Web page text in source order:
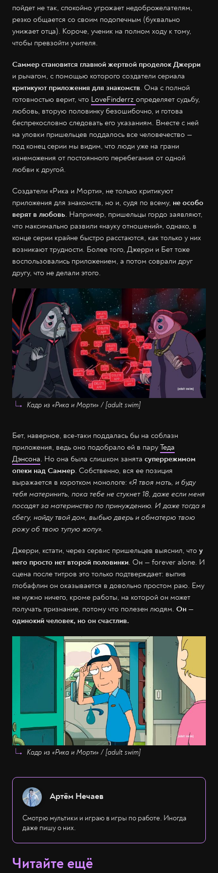
пойдет не так, спокойно угрожает недоброжелателям,
резко общается со своим подопечным (буквально
унижает отца). Короче, ученик на полном ходу к тому,
чтобы превзойти учителя.
Саммер становится главной жертвой проделок Джерри
и рычагом, с помощью которого создатели сериала
критикуют приложения для знакомств. Она с полной
готовностью верит, что LoveFinderrz определяет судьбу,
любовь, вторую половинку безошибочно, и готова
беспрекословно следовать его указаниям. Вместе с ней
на уловки пришельцев поддалось все человечество —
под конец серии мы видим, что люди уже на грани
изнеможения от постоянного перебегания от одной
любви к другой.
Создатели «Рика и Морти», не только критикуют
приложения для знакомств, но и, судя по всему, не особо
верят в любовь. Например, пришельцы гордо заявляют,
что максимально развили «науку отношений», однако, в
конце серии крайне быстро расстаются, как только у них
возникают трудности. Более того, Джерри и Бет тоже
воспользовались приложением, а потом соврали друг
другу, что не делали этого.
Кадр из «Рика и Морти» / [adult swim]
Бет, наверное, все-таки поддалась бы на соблазн
приложения, ведь оно подобрало ей в пару Теда
Дэнсона. Но она была слишком занята суперрежимом
опеки над Саммер. Собственно, вся ее позиция
выражается в коротком монологе: «Я твоя мать, и буду
тебя материнить, пока тебе не стукнет 18, даже если меня
посадят за материнство по принуждению. И даже тогда я
сбегу, найду твой дом, выбью дверь и обматерю твою
рожу об твою тупую жопу».
Джерри, кстати, через сервис пришельцев выяснил, что у
него просто нет второй половинки. Он — forever alone. И
сцена после титров это только подтверждает: выпив
глобафлин он оказывается в довольно простом раю. Ему
не нужно ничего, кроме работы, на которой он может
получать признание, потому что полезен людям. Он —
одинокий человек, но он счастлив.
Кадр из «Рика и Морти» / [adult swim]
Артём Нечаев
Смотрю мультики и играю в игры по работе. Иногда
даже пишу о них.
Читайте ещё